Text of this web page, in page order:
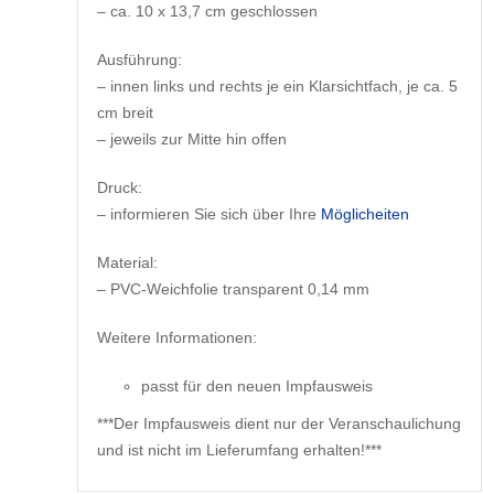
– ca. 10 x 13,7 cm geschlossen
Ausführung:
– innen links und rechts je ein Klarsichtfach, je ca. 5
cm breit
– jeweils zur Mitte hin offen
Druck:
– informieren Sie sich über Ihre Möglicheiten
Material:
– PVC-Weichfolie transparent 0,14 mm
Weitere Informationen:
passt für den neuen Impfausweis
***Der Impfausweis dient nur der Veranschaulichung
und ist nicht im Lieferumfang erhalten!***